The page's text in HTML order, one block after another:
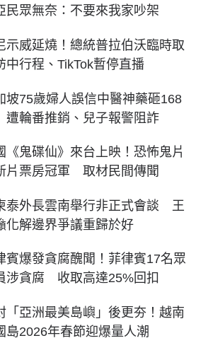
民眾無奈：不要來我家吵架
示威延燒！總統普拉伯沃臨時取
中行程、TikTok暫停直播
坡75歲婦人誤信中醫神藥砸168
輪番推銷、兒子報警阻詐
《鬼碟仙》來台上映！恐怖鬼片
片票房冠軍 取材民間傳聞
泰外長雲南舉行非正式會談 王
化解邊界爭議重歸於好
賓爆發貪腐醜聞！菲律賓17名眾
涉貪腐 收取高達25%回扣
「亞洲最美島嶼」後更夯！越南
島2026年春節迎爆量人潮